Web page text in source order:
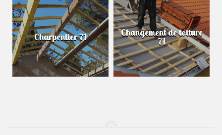
Charpentier 71 Changement de toiture
71